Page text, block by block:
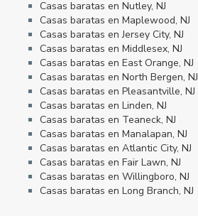
Casas baratas en Nutley, NJ
Casas baratas en Maplewood, NJ
Casas baratas en Jersey City, NJ
Casas baratas en Middlesex, NJ
Casas baratas en East Orange, NJ
Casas baratas en North Bergen, NJ
Casas baratas en Pleasantville, NJ
Casas baratas en Linden, NJ
Casas baratas en Teaneck, NJ
Casas baratas en Manalapan, NJ
Casas baratas en Atlantic City, NJ
Casas baratas en Fair Lawn, NJ
Casas baratas en Willingboro, NJ
Casas baratas en Long Branch, NJ